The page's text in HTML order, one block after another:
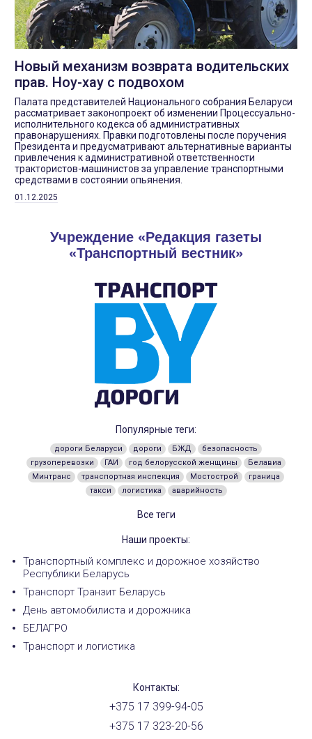
Новый механизм возврата водительских
прав. Ноу-хау с подвохом
Палата представителей Национального собрания Беларуси
рассматривает законопроект об изменении Процессуально-
исполнительного кодекса об административных
правонарушениях. Правки подготовлены после поручения
Президента и предусматривают альтернативные варианты
привлечения к административной ответственности
трактористов-машинистов за управление транспортными
средствами в состоянии опьянения.
01.12.2025
Учреждение «Редакция газеты
«Транспортный вестник»
Популярные теги:
дороги Беларуси дороги БЖД
безопасность
грузоперевозки
ГАИ год белорусской женщины
Белавиа
Минтранс
транспортная инспекция Мостострой
граница
такси
логистика аварийность
Все теги
Наши проекты:
Транспортный комплекс и дорожное хозяйство
Республики Беларусь
Транспорт Транзит Беларусь
День автомобилиста и дорожника
БЕЛАГРО
Транспорт и логистика
Контакты:
+375 17 399-94-05
+375 17 323-20-56